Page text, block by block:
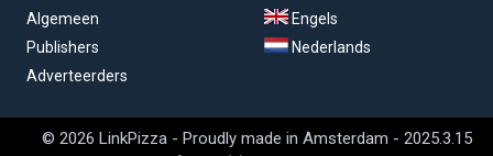
Algemeen
Publishers
Adverteerders
Engels
Nederlands
© 2026 LinkPizza - Proudly made in Amsterdam - 2025.3.15